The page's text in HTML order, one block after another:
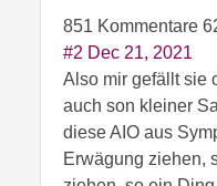
851 Kommentare
#2 Dec 21, 2021
Also mir gefällt sie
auch son kleiner
diese AIO aus
Erwägung ziehen,